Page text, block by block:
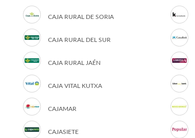
CAJA RURAL DE SORIA
CAJA RURAL DEL SUR
CAJA RURAL JAÉN
CAJA VITAL KUTXA
CAJAMAR
CAJASIETE